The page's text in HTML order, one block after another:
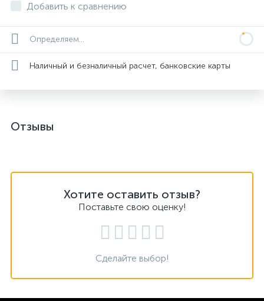
Добавить к сравнению
Определяем...
Наличный и безналичный расчет, банковские карты
Отзывы
Хотите оставить отзыв?
Поставьте свою оценку!
Сделайте выбор!